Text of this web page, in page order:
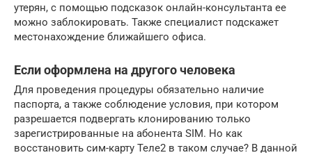
утерян, с помощью подсказок онлайн-консультанта ее
можно заблокировать. Также специалист подскажет
местонахождение ближайшего офиса.
Если оформлена на другого человека
Для проведения процедуры обязательно наличие
паспорта, а также соблюдение условия, при котором
разрешается подвергать клонированию только
зарегистрированные на абонента SIM. Но как
восстановить сим-карту Теле2 в таком случае? В данной